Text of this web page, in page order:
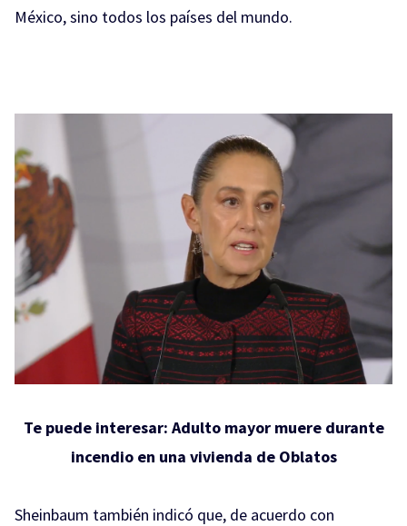
México, sino todos los países del mundo.
Te puede interesar: Adulto mayor muere durante
incendio en una vivienda de Oblatos
Sheinbaum también indicó que, de acuerdo con